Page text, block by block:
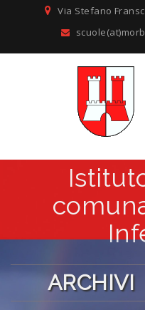
Via Stefano
ARCHIVI